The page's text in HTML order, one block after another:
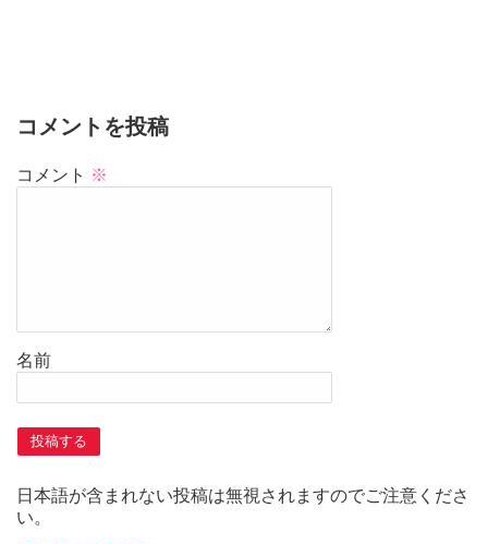
コメントを投稿
コメント ※
名前
日本語が含まれない投稿は無視されますのでご注意くださ
い。